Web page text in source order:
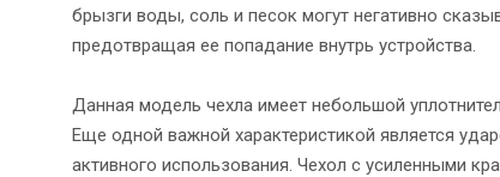
брызги воды, соль и песок могут негативно
предотвращая ее попадание внутрь устройства.
Данная модель чехла имеет небольшой
Еще одной важной характеристикой является
активного использования. Чехол с усиленными